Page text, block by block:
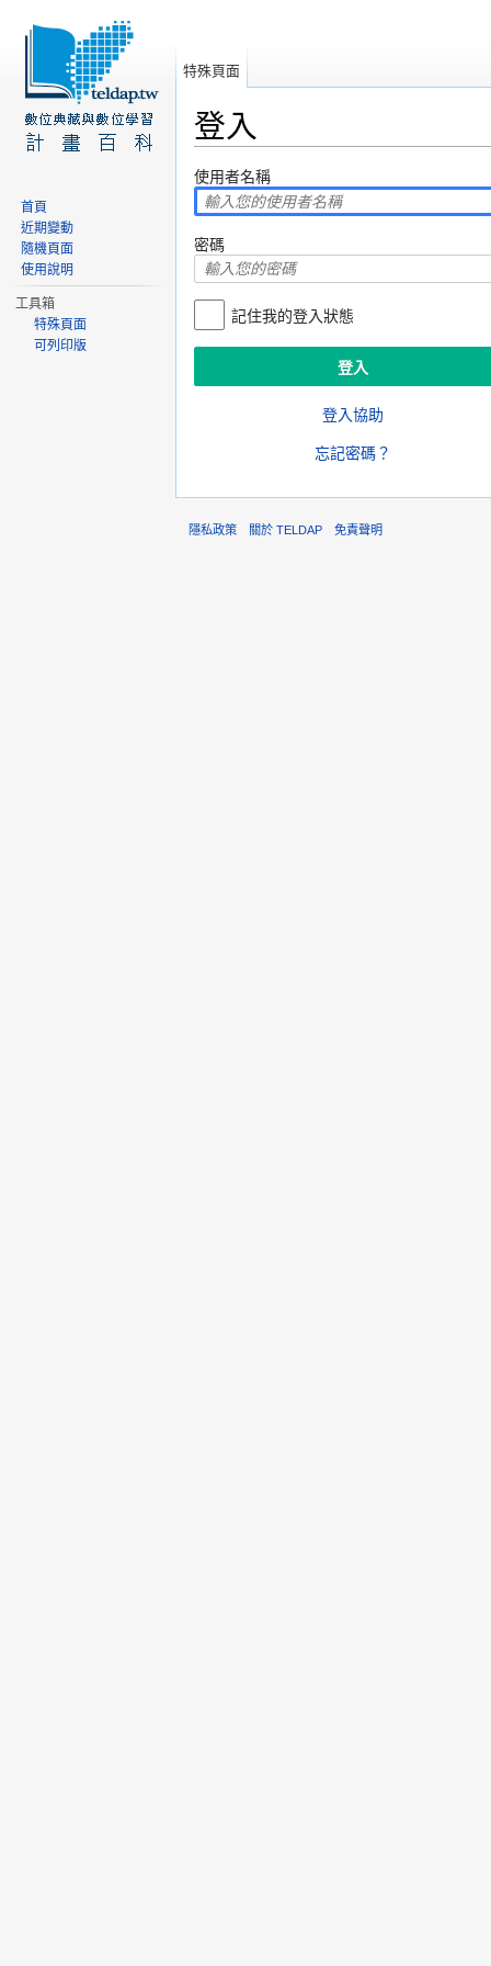
登入
使用者名稱
密碼
記住我的登入狀態
登入協助
忘記密碼？
特殊頁面
首頁
近期變動
隨機頁面
使用說明
工具箱
特殊頁面
可列印版
隱私政策 關於 TELDAP 免責聲明